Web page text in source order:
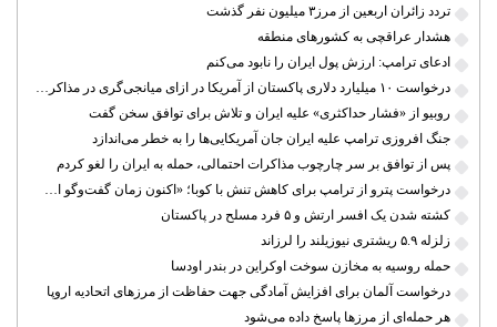
تردد زائران اربعین از مرز۳ میلیون نفر گذشت
هشدار عراقچی به کشورهای منطقه
ادعای ترامپ: ارزش پول ایران را نابود می‌کنم
درخواست ۱۰ میلیارد دلاری پاکستان از آمریکا در ازای میانجی‌گری در مذاکرات ایران
روبیو از «فشار حداکثری» علیه ایران و تلاش برای توافق سخن گفت
جنگ افروزی ترامپ علیه ایران جان آمریکایی‌ها را به خطر می‌اندازد
پس از توافق بر سر چارچوب مذاکرات احتمالی، حمله به ایران را لغو کردم
درخواست پترو از ترامپ برای کاهش تنش با کوبا؛ «اکنون زمان گفت‌وگو است»
کشته شدن یک افسر ارتش و ۵ فرد مسلح در پاکستان
زلزله ۵.۹ ریشتری نیوزیلند را لرزاند
حمله روسیه به مخازن سوخت اوکراین در بندر اودسا
درخواست آلمان برای افزایش آمادگی جهت حفاظت از مرزهای اتحادیه اروپا
هر حمله‌ای از مرزها پاسخ داده می‌شود